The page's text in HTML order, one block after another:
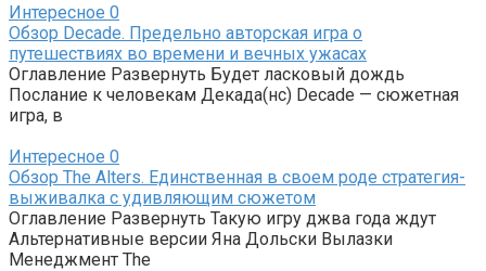
Интересное 0
Обзор Decade. Предельно авторская игра о
путешествиях во времени и вечных ужасах
Оглавление Развернуть Будет ласковый дождь
Послание к человекам Декада(нс) Decade — сюжетная
игра, в
Интересное 0
Обзор The Alters. Единственная в своем роде стратегия-
выживалка с удивляющим сюжетом
Оглавление Развернуть Такую игру джва года ждут
Альтернативные версии Яна Дольски Вылазки
Менеджмент The